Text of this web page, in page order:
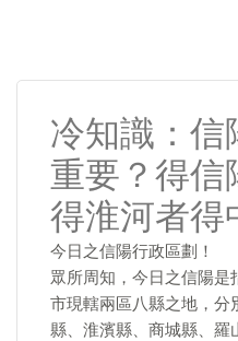
冷知識：信
重要？得信
得淮河者得
今日之信陽行政區劃！
眾所周知，今日之信陽
市現轄兩區八縣之地，分
縣、淮濱縣、商城縣、羅